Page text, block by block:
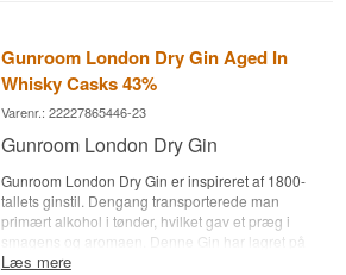
Gunroom London Dry Gin Aged In
Whisky Casks 43%
Varenr.: 22227865446-23
Gunroom London Dry Gin
Gunroom London Dry Gin er inspireret af 1800-
tallets ginstil. Dengang transporterede man
primært alkohol i tønder, hvilket gav et præg i
smagens og aromaen. Denne Gin har lagret på
gamle whiskyfade mellem 45 og 60 dage, som
Læs mere